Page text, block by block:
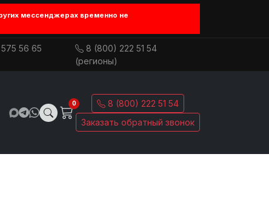
мессенджерах временно не
56 65
8 (800) 222 51 54
(регионы)
0
8 (800) 222 51 54
Заказать обратный звонок